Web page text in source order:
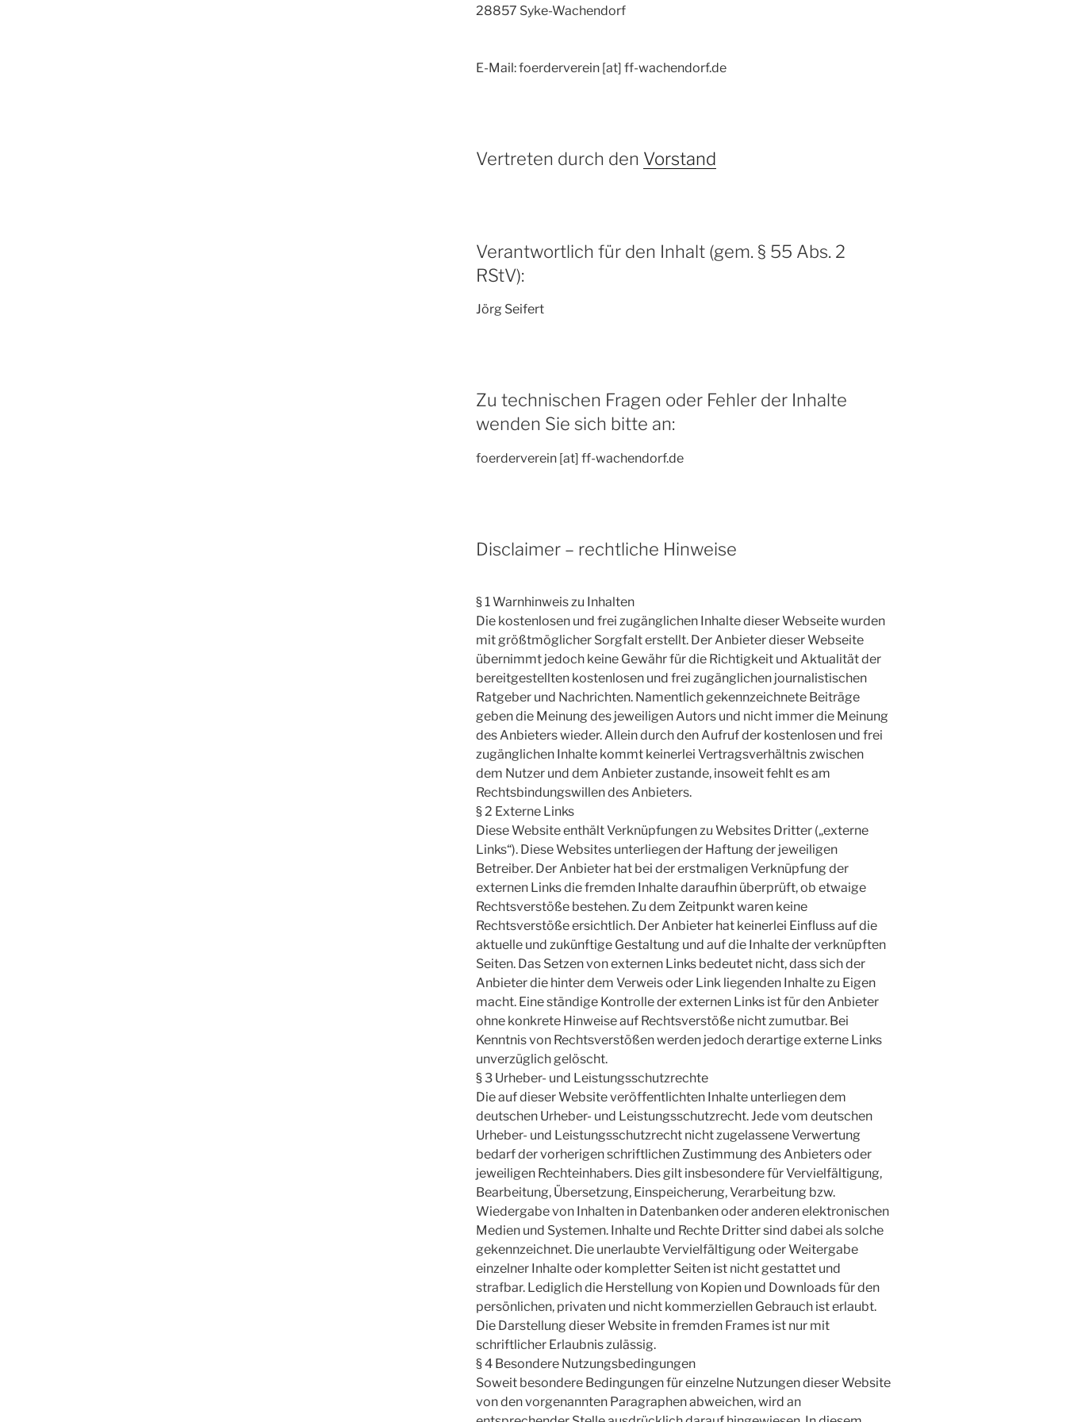
28857 Syke-Wachendorf
E-Mail: foerderverein [at] ff-wachendorf.de
Vertreten durch den Vorstand
Verantwortlich für den Inhalt (gem. § 55 Abs. 2
RStV):
Jörg Seifert
Zu technischen Fragen oder Fehler der Inhalte
wenden Sie sich bitte an:
foerderverein [at] ff-wachendorf.de
Disclaimer – rechtliche Hinweise
§ 1 Warnhinweis zu Inhalten
Die kostenlosen und frei zugänglichen Inhalte dieser Webseite wurden
mit größtmöglicher Sorgfalt erstellt. Der Anbieter dieser Webseite
übernimmt jedoch keine Gewähr für die Richtigkeit und Aktualität der
bereitgestellten kostenlosen und frei zugänglichen journalistischen
Ratgeber und Nachrichten. Namentlich gekennzeichnete Beiträge
geben die Meinung des jeweiligen Autors und nicht immer die Meinung
des Anbieters wieder. Allein durch den Aufruf der kostenlosen und frei
zugänglichen Inhalte kommt keinerlei Vertragsverhältnis zwischen
dem Nutzer und dem Anbieter zustande, insoweit fehlt es am
Rechtsbindungswillen des Anbieters.
§ 2 Externe Links
Diese Website enthält Verknüpfungen zu Websites Dritter („externe
Links“). Diese Websites unterliegen der Haftung der jeweiligen
Betreiber. Der Anbieter hat bei der erstmaligen Verknüpfung der
externen Links die fremden Inhalte daraufhin überprüft, ob etwaige
Rechtsverstöße bestehen. Zu dem Zeitpunkt waren keine
Rechtsverstöße ersichtlich. Der Anbieter hat keinerlei Einfluss auf die
aktuelle und zukünftige Gestaltung und auf die Inhalte der verknüpften
Seiten. Das Setzen von externen Links bedeutet nicht, dass sich der
Anbieter die hinter dem Verweis oder Link liegenden Inhalte zu Eigen
macht. Eine ständige Kontrolle der externen Links ist für den Anbieter
ohne konkrete Hinweise auf Rechtsverstöße nicht zumutbar. Bei
Kenntnis von Rechtsverstößen werden jedoch derartige externe Links
unverzüglich gelöscht.
§ 3 Urheber- und Leistungsschutzrechte
Die auf dieser Website veröffentlichten Inhalte unterliegen dem
deutschen Urheber- und Leistungsschutzrecht. Jede vom deutschen
Urheber- und Leistungsschutzrecht nicht zugelassene Verwertung
bedarf der vorherigen schriftlichen Zustimmung des Anbieters oder
jeweiligen Rechteinhabers. Dies gilt insbesondere für Vervielfältigung,
Bearbeitung, Übersetzung, Einspeicherung, Verarbeitung bzw.
Wiedergabe von Inhalten in Datenbanken oder anderen elektronischen
Medien und Systemen. Inhalte und Rechte Dritter sind dabei als solche
gekennzeichnet. Die unerlaubte Vervielfältigung oder Weitergabe
einzelner Inhalte oder kompletter Seiten ist nicht gestattet und
strafbar. Lediglich die Herstellung von Kopien und Downloads für den
persönlichen, privaten und nicht kommerziellen Gebrauch ist erlaubt.
Die Darstellung dieser Website in fremden Frames ist nur mit
schriftlicher Erlaubnis zulässig.
§ 4 Besondere Nutzungsbedingungen
Soweit besondere Bedingungen für einzelne Nutzungen dieser Website
von den vorgenannten Paragraphen abweichen, wird an